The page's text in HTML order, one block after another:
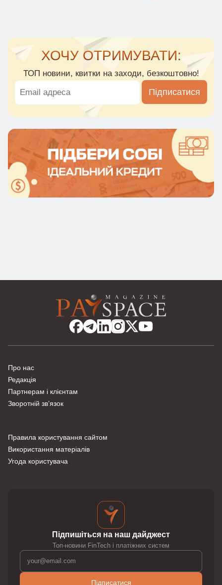
ХОЧУ ОТРИМУВАТИ:
ТОП новини, квитки на заходи, безкоштовно!
Підписатися
Про нас
Редакція
Партнерам і клієнтам
Зворотній зв’язок
Правила користування сайтом
Використання матеріалів
Угода користувача
Підпишіться на наш дайджест
Топ-новини FinTech і платіжних систем
Підписатися